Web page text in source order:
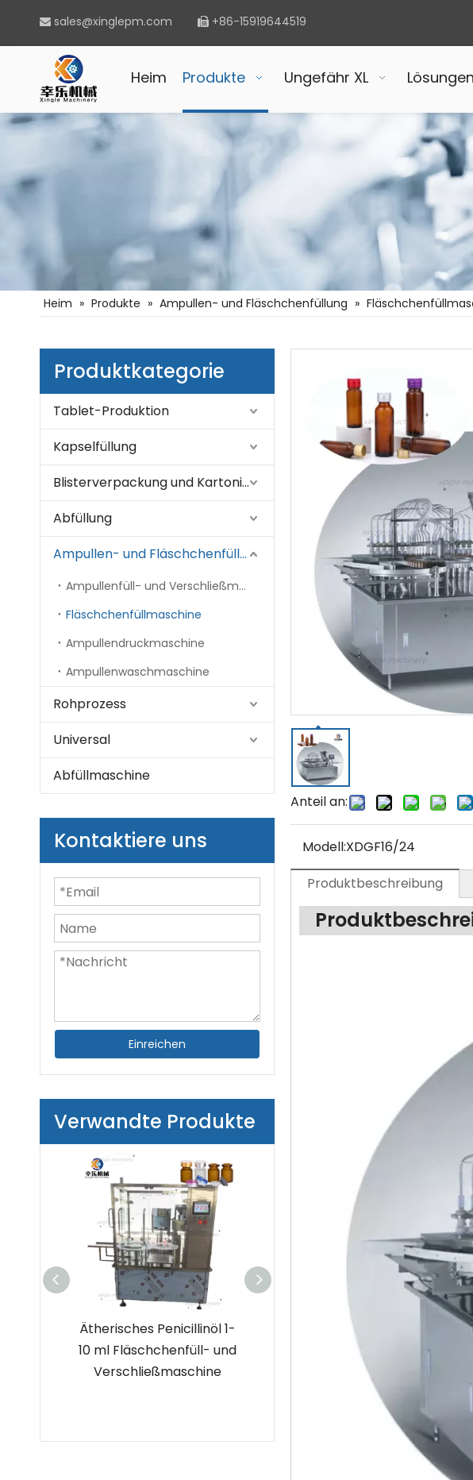
 sales@xinglepm.com  +86-15919644519
Heim Produkte Ungefähr XL Lösungen
Heim » Produkte » Ampullen- und Fläschchenfüllung »
Produktkategorie
Tablet-Produktion
Kapselfüllung
Blisterverpackung und Kartonierung
Abfüllung
Ampullen- und Fläschchenfüllung
Ampullenfüll- und Verschließmaschine
Fläschchenfüllmaschine
Ampullendruckmaschine
Ampullenwaschmaschine
Rohprozess
Universal
Abfüllmaschine
Kontaktiere uns
Einreichen
Verwandte Produkte
Ätherisches Penicillinöl 1-
10 ml Fläschchenfüll- und
Verschließmaschine
Hochgeschwindigkeitsma
schine zum Befüllen und
Verschließen von
Fläschchen mit 6 Köpfen
Anteil an:
Modell:XDGF16/24
Produktbeschreibung